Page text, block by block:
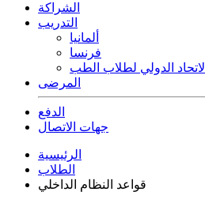
الشراكة
التدريب
ألمانيا
فرنسا
الاتحاد الدولي لطلاب الطب
المرضى
الدفع
جهات الاتصال
الرئيسية
الطلاب
قواعد النظام الداخلي